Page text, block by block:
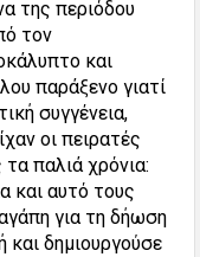
της περιόδου
τον
και
παράξενο γιατί
συγγένεια,
οι πειρατές
παλιά χρόνια:
και αυτό τους
για τη δήωση
και δημιουργούσε